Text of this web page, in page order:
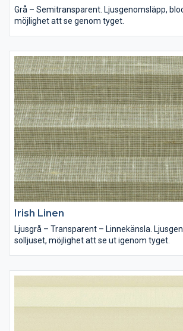
Grå – Semitransparent. Ljusgenomsläpp,
möjlighet att se genom tyget.
Irish Linen
Ljusgrå – Transparent – Linnekänsla.
solljuset, möjlighet att se ut igenom tyget.